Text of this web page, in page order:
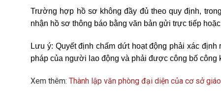
Trường hợp hồ sơ không đầy đủ theo quy định,
nhận hồ sơ thông báo bằng văn bản gửi trực tiếp
Lưu ý: Quyết định chấm dứt hoạt động phải xác
pháp của người lao động và phải được công bố công
Xem thêm: Thành lập văn phòng đại diện của cơ sở